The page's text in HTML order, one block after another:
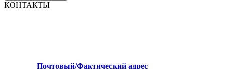
КОНТАКТЫ
Почтовый/Фактический адрес